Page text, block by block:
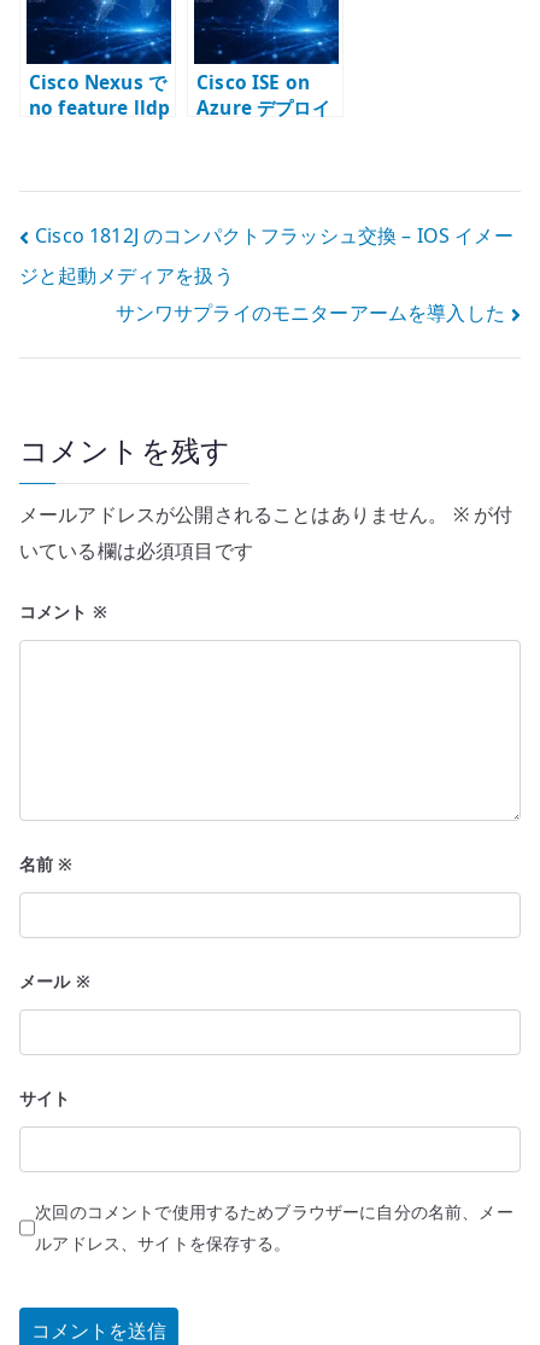
Cisco Nexus で
no feature lldp
Cisco ISE on
Azure デプロイ
投
稿
ゲ
ー
シ
ン
Cisco 1812J のコンパクトフラッシュ交換 – IOS イメー
ジと起動メディアを扱う
サンワサプライのモニターアームを導入した
コメントを残す
メールアドレスが公開されることはありません。 ※が付
いている欄は必須項目です
コメント ※
名前※
メール ※
サイト
次回のコメントで使用するためブラウザーに自分の名前、メー
ルアドレス、サイトを保存する。